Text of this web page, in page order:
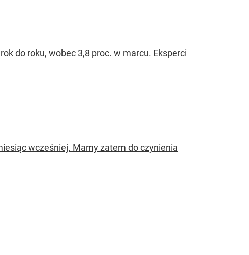
do roku, wobec 3,8 proc. w marcu. Eksperci
wcześniej. Mamy zatem do czynienia